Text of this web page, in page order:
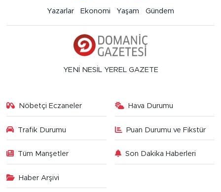
Yazarlar Ekonomi Yaşam Gündem
YENİ NESİL YEREL GAZETE
Nöbetçi Eczaneler Hava Durumu
Trafik Durumu Puan Durumu ve Fikstür
Tüm Manşetler Son Dakika Haberleri
Haber Arşivi